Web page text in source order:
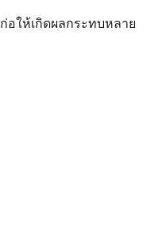
อให้เกิดผลกระทบหลาย